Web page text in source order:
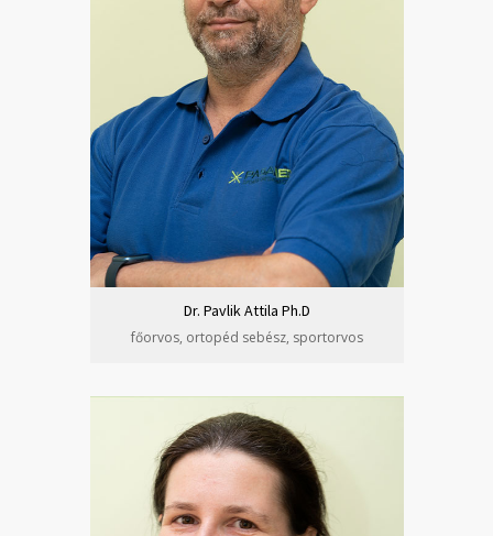
Dr. Pavlik Attila Ph.D
főorvos, ortopéd sebész, sportorvos